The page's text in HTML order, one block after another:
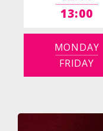
13:00
MONDAY
FRIDAY